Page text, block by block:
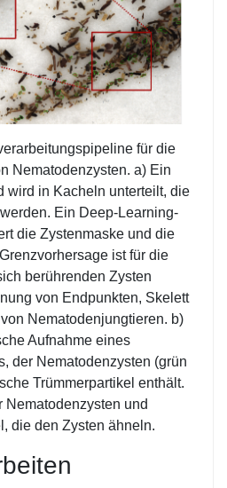
für die
Nematodenzysten. a) Ein
wird in Kacheln unterteilt, die
Ein Deep-Learning-
die Zystenmaske und die
ist für die
berührenden Zysten
von Endpunkten, Skelett
Nematodenjungtieren. b)
Aufnahme eines
der Nematodenzysten (grün
Trümmerpartikel enthält.
Nematodenzysten und
die den Zysten ähneln.